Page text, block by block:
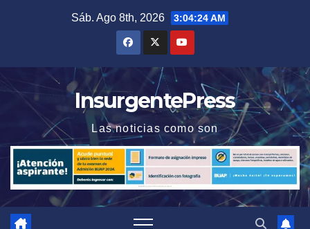
Sáb. Ago 8th, 2026 3:04:24 AM
InsurgentePress
Las noticias como son